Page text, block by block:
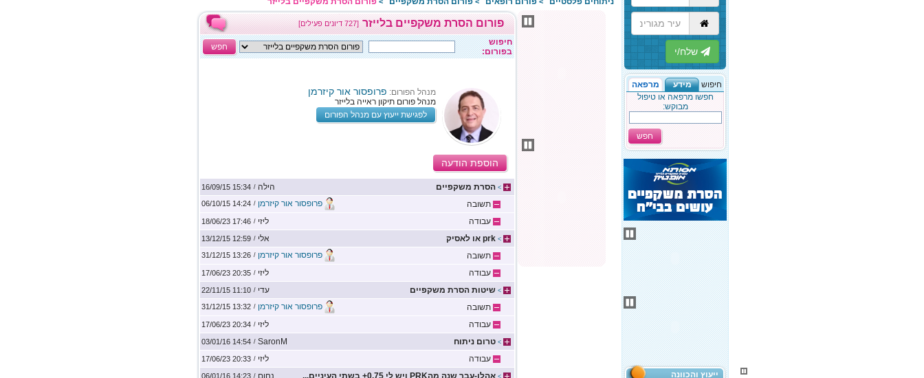
הבא
חיפוש מידע
מרפאה
חפשו מרפאה או טיפול
מבוקש:
חפש
ייעוץ והכוונה
[727 דיונים פעילים] פורום הסרת משקפיים בלייזר
חפש
חיפוש
בפורום:
מנהל הפורום: פרופסור אור קיזרמן
מנהל פורום תיקון ראייה בלייזר
לפגישת ייעוץ עם מנהל הפורום
הוספת הודעה
> הסרת משקפיים הילה /
15:34 16/09/15
תשובה פרופסור אור קיזרמן /
14:24 06/10/15
עבודה ליזי /
17:46 18/06/23
> prk או לאסיק אלי /
12:59 13/12/15
תשובה פרופסור אור קיזרמן /
13:26 31/12/15
עבודה ליזי /
20:35 17/06/23
> שיטות הסרת משקפיים עדי /
11:10 22/11/15
תשובה פרופסור אור קיזרמן /
13:32 31/12/15
עבודה ליזי /
20:34 17/06/23
> טרום ניתוח SaronM
/
14:54 03/01/16
עבודה ליזי /
20:33 17/06/23
> אהלן-עבר שנה מהPRK ויש לי 0.75+ בשתי העיניים... נחום /
14:23 06/01/16